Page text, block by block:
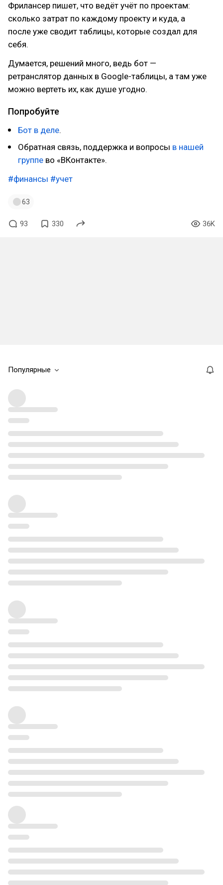
Фрилансер пишет, что ведёт учёт по проектам:
сколько затрат по каждому проекту и куда, а
после уже сводит таблицы, которые создал для
себя.
Думается, решений много, ведь бот —
ретранслятор данных в Google-таблицы, а там уже
можно вертеть их, как душе угодно.
Попробуйте
Бот в деле.
Обратная связь, поддержка и вопросы в нашей
группе во «ВКонтакте».
#финансы #учет
63
93 330 36K
Популярные